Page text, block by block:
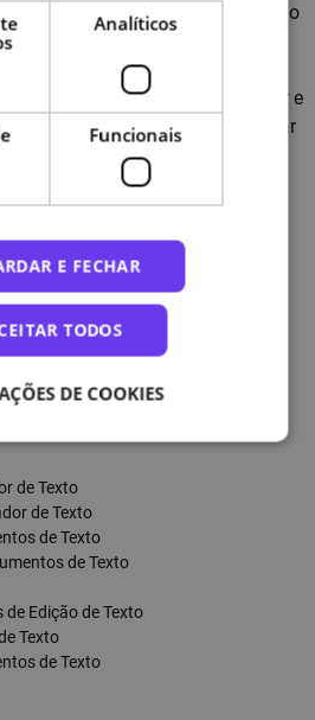
exercícios interativos propostos ao
exercício é avaliado. Os
apenas como objetivo ajudá-lo
o que precisa de voltar a estudar e
melhorias no curso para facilitar
só é possível depois de
à conta NAU, de acordo
próprio curso. Este é um
um curso financiado pelo PRR.
de Texto
de Texto
de Texto
de Texto
Edição de Texto
Texto
de Texto
Analíticos
Funcionais
E FECHAR
TODOS
DE COOKIES